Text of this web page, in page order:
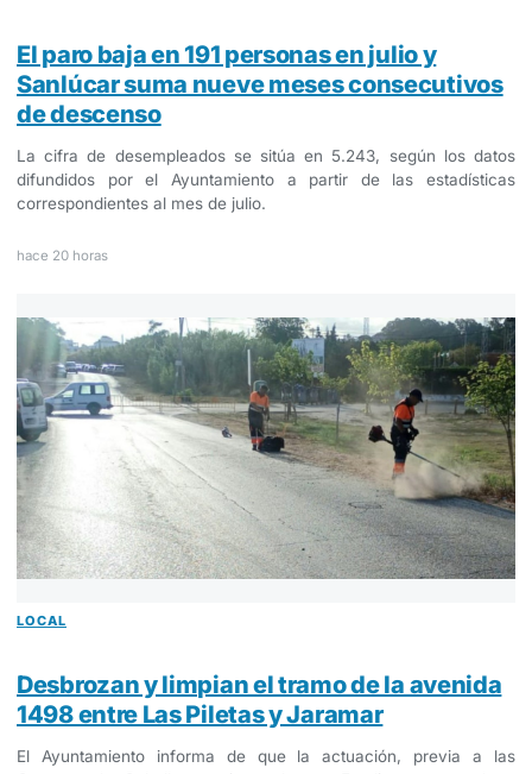
El paro baja en 191 personas en julio y
Sanlúcar suma nueve meses consecutivos
de descenso
La cifra de desempleados se sitúa en 5.243, según los datos
difundidos por el Ayuntamiento a partir de las estadísticas
correspondientes al mes de julio.
hace 20 horas
LOCAL
Desbrozan y limpian el tramo de la avenida
1498 entre Las Piletas y Jaramar
El Ayuntamiento informa de que la actuación, previa a las